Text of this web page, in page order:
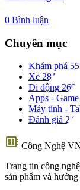
0 Bình luận
Chuyên mục
Khám phá
Xe 281
Di động 269
Apps - Game
Máy tính -
Đánh giá 24
developer_board Công Nghệ
Trang tin công
sản phẩm và